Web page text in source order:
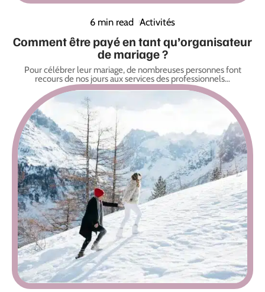
6 min read Activités
Comment être payé en tant qu’organisateur
de mariage ?
Pour célébrer leur mariage, de nombreuses personnes font
recours de nos jours aux services des professionnels…